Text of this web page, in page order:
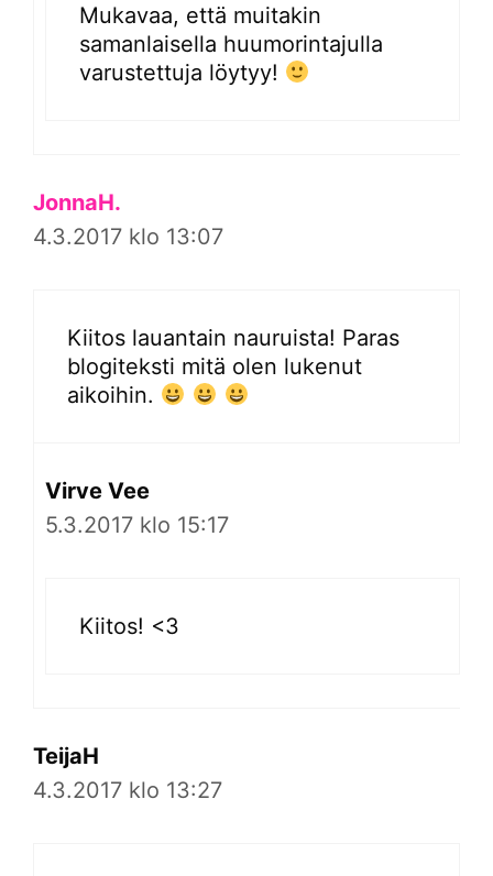
Mukavaa, että muitakin
samanlaisella huumorintajulla
varustettuja löytyy!
JonnaH.
4.3.2017 klo 13:07
Kiitos lauantain nauruista! Paras
blogiteksti mitä olen lukenut
aikoihin.
Virve Vee
5.3.2017 klo 15:17
Kiitos! <3
TeijaH
4.3.2017 klo 13:27